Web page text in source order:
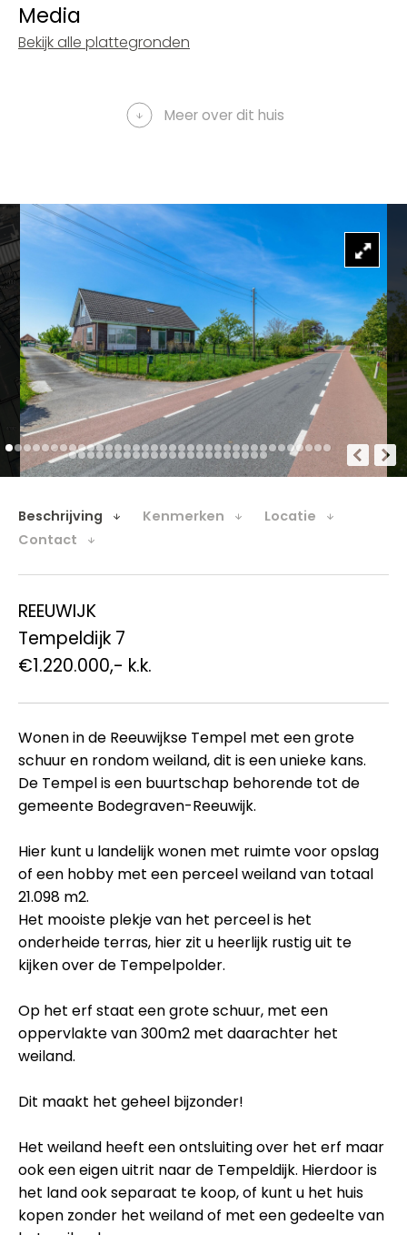
Media
Bekijk alle plattegronden
Meer over dit huis
Beschrijving Kenmerken
Locatie
Contact
REEUWIJK
Tempeldijk 7
€1.220.000,- k.k.
Wonen in de Reeuwijkse Tempel met een grote
schuur en rondom weiland, dit is een unieke kans.
De Tempel is een buurtschap behorende tot de
gemeente Bodegraven-Reeuwijk.
Hier kunt u landelijk wonen met ruimte voor opslag
of een hobby met een perceel weiland van totaal
21.098 m2.
Het mooiste plekje van het perceel is het
onderheide terras, hier zit u heerlijk rustig uit te
kijken over de Tempelpolder.
Op het erf staat een grote schuur, met een
oppervlakte van 300m2 met daarachter het
weiland.
Dit maakt het geheel bijzonder!
Het weiland heeft een ontsluiting over het erf maar
ook een eigen uitrit naar de Tempeldijk. Hierdoor is
het land ook separaat te koop, of kunt u het huis
kopen zonder het weiland of met een gedeelte van